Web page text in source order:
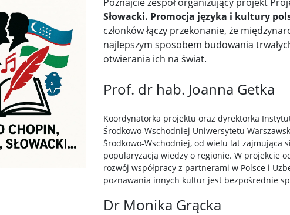
Słowacki. Promocja języka i kultury
członków łączy przekonanie, że
najlepszym sposobem budowania
otwierania ich na świat.
Prof. dr hab. Joanna Getka
Koordynatorka projektu oraz dyrektorka
Środkowo-Wschodniej Uniwersytetu
Środkowo-Wschodniej, od wielu lat zajmująca
popularyzacją wiedzy o regionie. W projekcie
rozwój współpracy z partnerami w Polsce i
poznawania innych kultur jest bezpośrednie
Dr Monika Grącka